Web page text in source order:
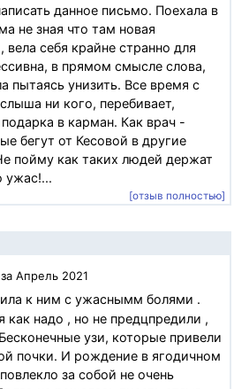
данное письмо. Поехала в
не зная что там новая
себя крайне странно для
в прямом смысле слова,
пытаясь унизить. Все время с
ни кого, перебивает,
в карман. Как врач -
бегут от Кесовой в другие
пойму как таких людей держат
ужас!...
[отзыв полностью]
за Апрель 2021
к ним с ужаснымм болями .
как надо , но не предцпредили ,
узи, которые привели
почки. И рождение в ягодичном
за собой не очень